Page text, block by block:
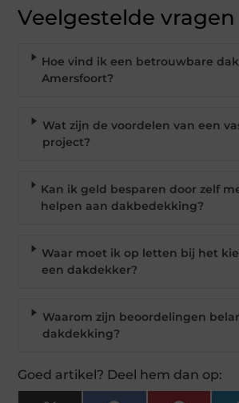
Veelgestelde vragen
Hoe vind ik een betrouwbare
Amersfoort?
Wat zijn de voordelen van een
project?
Kan ik geld besparen door zelf
helpen aan dakbedekking?
Waar moet ik op letten bij het
een dakdekker?
Waarom zijn beoordelingen
dakdekking?
Goed artikel? Deel hem dan op: